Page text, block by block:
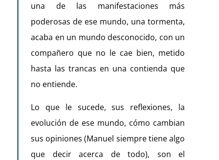
una de las manifestaciones más
poderosas de ese mundo, una tormenta,
acaba en un mundo desconocido, con un
compañero que no le cae bien, metido
hasta las trancas en una contienda que
no entiende.
Lo que le sucede, sus reflexiones, la
evolución de ese mundo, cómo cambian
sus opiniones (Manuel siempre tiene algo
que decir acerca de todo), son el